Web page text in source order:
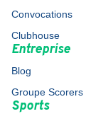
Convocations
Clubhouse
Entreprise
Blog
Groupe Scorers
Sports